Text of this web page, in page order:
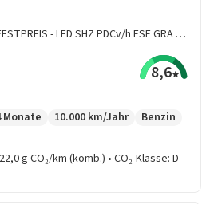
Tour 1.0 TSI - SOFORT - FESTPREIS - LED SHZ PDCv/h FSE GRA Kessy
8,6
Monate 10.000 km/Jahr Benzin
g CO₂/km (komb.) • CO₂-Klasse: D